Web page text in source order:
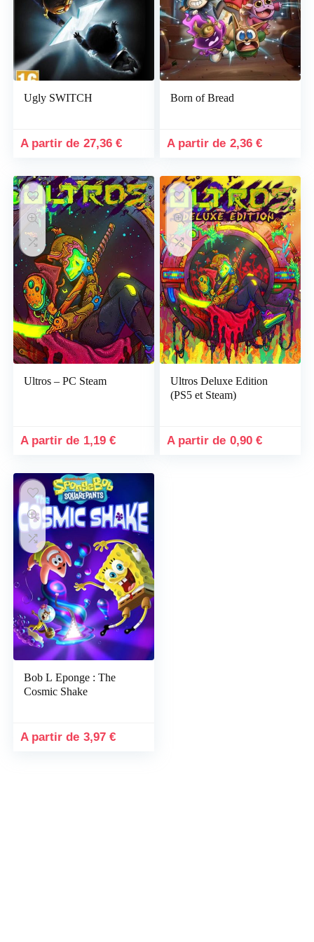
Ugly SWITCH
27,36€
Born of Bread
2,36€
Ultros – PC Steam
1,19€
Ultros Deluxe Edition
(PS5 et Steam)
0,90€
Bob L Eponge : The
Cosmic Shake
3,97€